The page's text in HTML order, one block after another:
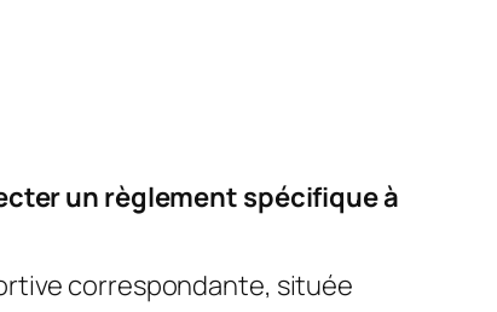
un règlement spécifique à
correspondante, située